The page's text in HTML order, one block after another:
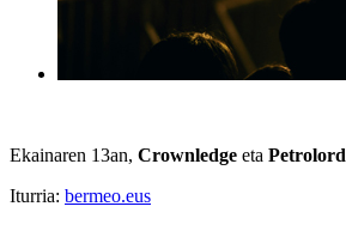
Ekainaren 13an, Crownledge eta Petrolord
Iturria: bermeo.eus